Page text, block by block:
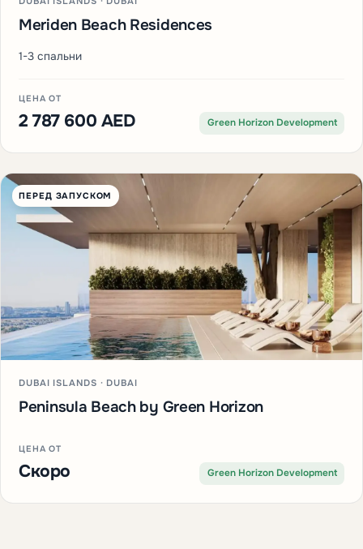
Meriden Beach Residences
1-3 спальни
ЦЕНА ОТ
2 787 600 AED Green Horizon Development
ПЕРЕД ЗАПУСКОМ
DUBAI ISLANDS · DUBAI
Peninsula Beach by Green Horizon
ЦЕНА ОТ
Скоро Green Horizon Development